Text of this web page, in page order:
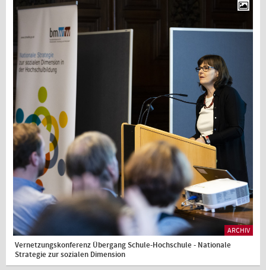
ARCHIV
Vernetzungskonferenz Übergang Schule-Hochschule - Nationale
Strategie zur sozialen Dimension